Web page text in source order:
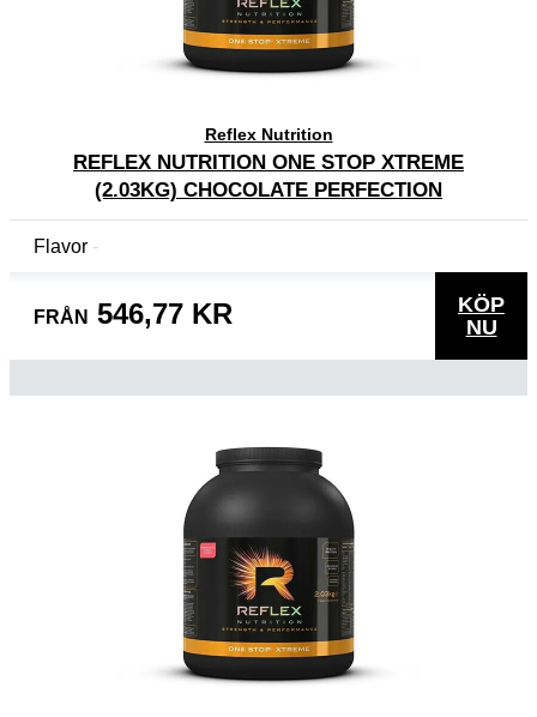
Reflex Nutrition
REFLEX NUTRITION ONE STOP XTREME
(2.03KG) CHOCOLATE PERFECTION
Flavor
FRÅN 546,77 KR
KÖP
NU